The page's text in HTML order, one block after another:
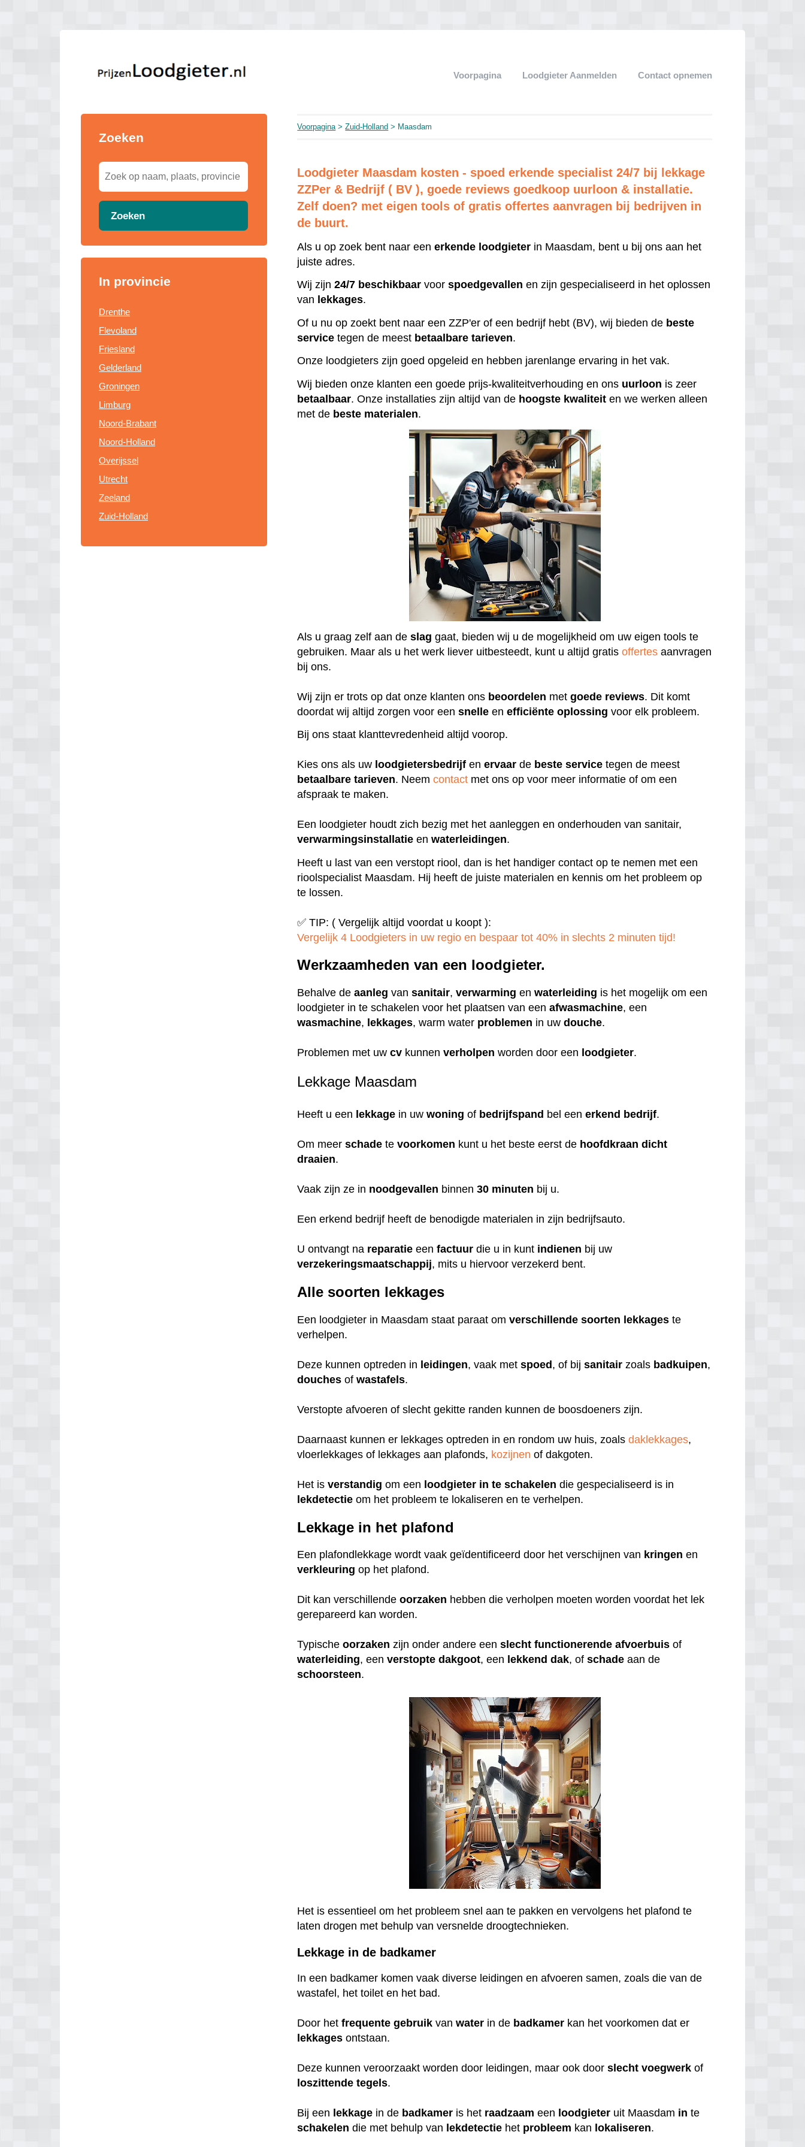
Voorpagina Loodgieter Aanmelden Contact opnemen
Zoeken
Zoeken
In provincie
Drenthe
Flevoland
Friesland
Gelderland
Groningen
Limburg
Noord-Brabant
Noord-Holland
Overijssel
Utrecht
Zeeland
Zuid-Holland
Voorpagina>Zuid-Holland > Maasdam
Loodgieter Maasdam kosten - spoed erkende specialist 24/7 bij lekkage
ZZPer & Bedrijf ( BV ), goede reviews goedkoop uurloon & installatie.
Zelf doen? met eigen tools of gratis offertes aanvragen bij bedrijven in
de buurt.
Als u op zoek bent naar eenerkende loodgieter in Maasdam, bent u bij ons aan het
juiste adres.
Wij zijn24/7 beschikbaar voorspoedgevallen en zijn gespecialiseerd in het oplossen
van lekkages.
Of u nu op zoekt bent naar een ZZP'er of een bedrijf hebt (BV), wij bieden de beste
service tegen de meest betaalbare tarieven.
Onze loodgieters zijn goed opgeleid en hebben jarenlange ervaring in het vak.
Wij bieden onze klanten een goede prijs-kwaliteitverhouding en ons uurloon is zeer
betaalbaar. Onze installaties zijn altijd van de hoogste kwaliteit en we werken alleen
met de beste materialen.
Als u graag zelf aan deslag gaat, bieden wij u de mogelijkheid om uw eigen tools te
gebruiken. Maar als u het werk liever uitbesteedt, kunt u altijd gratisoffertes aanvragen
bij ons.
Wij zijn er trots op dat onze klanten ons beoordelen metgoede reviews. Dit komt
doordat wij altijd zorgen voor eensnelle enefficiënte oplossing voor elk probleem.
Bij ons staat klanttevredenheid altijd voorop.
Kies ons als uw loodgietersbedrijf enervaar de beste service tegen de meest
betaalbare tarieven. Neemcontact met ons op voor meer informatie of om een
afspraak te maken.
Een loodgieter houdt zich bezig met het aanleggen en onderhouden van sanitair,
verwarmingsinstallatie enwaterleidingen.
Heeft u last van een verstopt riool, dan is het handiger contact op te nemen met een
rioolspecialist Maasdam. Hij heeft de juiste materialen en kennis om het probleem op
te lossen.
✅ TIP: ( Vergelijk altijd voordat u koopt ):
Vergelijk 4 Loodgieters in uw regio en bespaar tot 40% in slechts 2 minuten tijd!
Werkzaamheden van een loodgieter.
Behalve deaanleg vansanitair,verwarming enwaterleiding is het mogelijk om een
loodgieter in te schakelen voor het plaatsen van eenafwasmachine, een
wasmachine, lekkages, warm water problemen in uwdouche.
Problemen met uwcv kunnenverholpen worden door een loodgieter.
Lekkage Maasdam
Heeft u een lekkage in uwwoning of bedrijfspand bel eenerkend bedrijf.
Om meerschade tevoorkomen kunt u het beste eerst de hoofdkraan dicht
draaien.
Vaak zijn ze in noodgevallen binnen30 minuten bij u.
Een erkend bedrijf heeft de benodigde materialen in zijn bedrijfsauto.
U ontvangt na reparatie eenfactuur die u in kunt indienen bij uw
verzekeringsmaatschappij, mits u hiervoor verzekerd bent.
Alle soorten lekkages
Een loodgieter in Maasdam staat paraat omverschillende soorten lekkages te
verhelpen.
Deze kunnen optreden in leidingen, vaak metspoed, of bijsanitair zoals badkuipen,
douches ofwastafels.
Verstopte afvoeren of slecht gekitte randen kunnen de boosdoeners zijn.
Daarnaast kunnen er lekkages optreden in en rondom uw huis, zoalsdaklekkages,
vloerlekkages of lekkages aan plafonds, kozijnen of dakgoten.
Het isverstandig om een loodgieter in te schakelen die gespecialiseerd is in
lekdetectie om het probleem te lokaliseren en te verhelpen.
Lekkage in het plafond
Een plafondlekkage wordt vaak geïdentificeerd door het verschijnen van kringen en
verkleuring op het plafond.
Dit kan verschillendeoorzaken hebben die verholpen moeten worden voordat het lek
gerepareerd kan worden.
Typischeoorzaken zijn onder andere eenslecht functionerende afvoerbuis of
waterleiding, eenverstopte dakgoot, een lekkend dak, ofschade aan de
schoorsteen.
Het is essentieel om het probleem snel aan te pakken en vervolgens het plafond te
laten drogen met behulp van versnelde droogtechnieken.
Lekkage in de badkamer
In een badkamer komen vaak diverse leidingen en afvoeren samen, zoals die van de
wastafel, het toilet en het bad.
Door hetfrequente gebruik vanwater in de badkamer kan het voorkomen dat er
lekkages ontstaan.
Deze kunnen veroorzaakt worden door leidingen, maar ook doorslecht voegwerk of
loszittende tegels.
Bij een lekkage in de badkamer is het raadzaam een loodgieter uit Maasdam in te
schakelen die met behulp van lekdetectie het probleem kan lokaliseren.